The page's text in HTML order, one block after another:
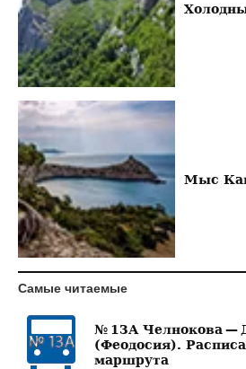
Мыс
Самые читаемые
№ 13А Челнокова
(Феодосия).
маршрута